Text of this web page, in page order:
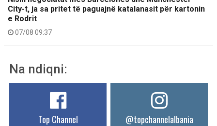
City-t, ja sa pritet të paguajnë katalanasit për kartonin
e Rodrit
07/08 09:37
Na ndiqni:
Top Channel @topchannelalbania